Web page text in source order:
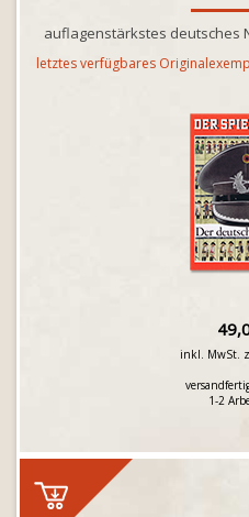
auflagenstärkstes deutsches
letztes verfügbares
inkl. MwSt.
1-2